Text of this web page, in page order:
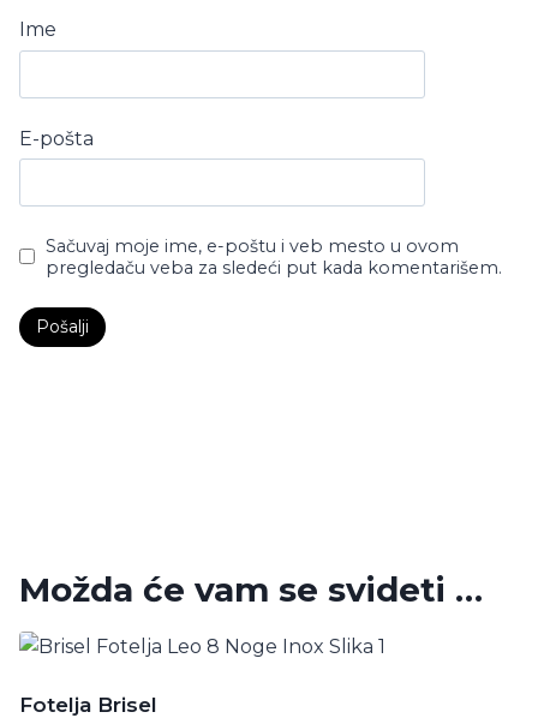
Ime
E-pošta
Sačuvaj moje ime, e-poštu i veb mesto u ovom
pregledaču veba za sledeći put kada komentarišem.
Možda će vam se svideti …
Fotelja Brisel